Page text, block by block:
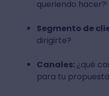
queriendo hacer?
Segmento de
dirigirte?
Canales:¿qué
para tu